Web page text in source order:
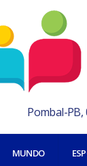
Pombal-PB,
MUNDO